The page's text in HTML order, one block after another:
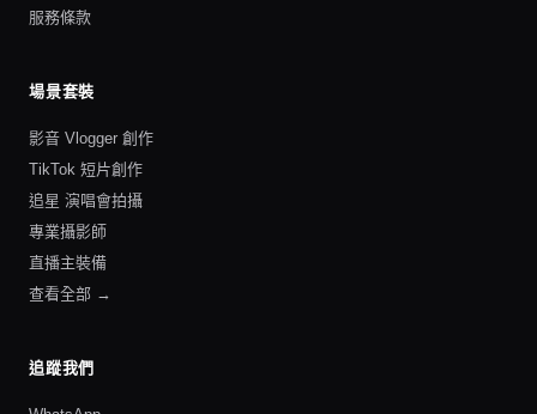
服務條款
場景套裝
影音 Vlogger 創作
TikTok 短片創作
追星 演唱會拍攝
專業攝影師
直播主裝備
查看全部 →
追蹤我們